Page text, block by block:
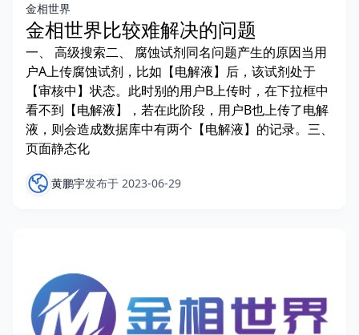
金相世界
金相世界比较难解决的问题
一、 高级搜索二、 腐蚀试剂同名问题产生的原因当用
户A上传腐蚀试剂，比如【电解液】后，该试剂处于
【审核中】状态。此时别的用户B上传时，在下拉框中
看不到【电解液】，若在此阶段，用户B也上传了电解
液，则会造成数据库中有两个【电解液】的记录。三、
页面静态化
黄鹏宇发布于 2023-06-29